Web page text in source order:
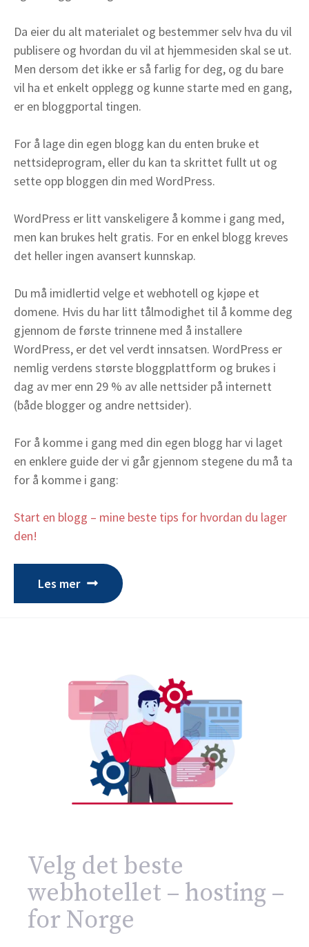
Da eier du alt materialet og bestemmer selv hva du vil
publisere og hvordan du vil at hjemmesiden skal se ut.
Men dersom det ikke er så farlig for deg, og du bare
vil ha et enkelt opplegg og kunne starte med en gang,
er en bloggportal tingen.
For å lage din egen blogg kan du enten bruke et
nettsideprogram, eller du kan ta skrittet fullt ut og
sette opp bloggen din med WordPress.
WordPress er litt vanskeligere å komme i gang med,
men kan brukes helt gratis. For en enkel blogg kreves
det heller ingen avansert kunnskap.
Du må imidlertid velge et webhotell og kjøpe et
domene. Hvis du har litt tålmodighet til å komme deg
gjennom de første trinnene med å installere
WordPress, er det vel verdt innsatsen. WordPress er
nemlig verdens største bloggplattform og brukes i
dag av mer enn 29 % av alle nettsider på internett
(både blogger og andre nettsider).
For å komme i gang med din egen blogg har vi laget
en enklere guide der vi går gjennom stegene du må ta
for å komme i gang:
Start en blogg – mine beste tips for hvordan du lager
den!
Les mer
Velg det beste
webhotellet – hosting –
for Norge